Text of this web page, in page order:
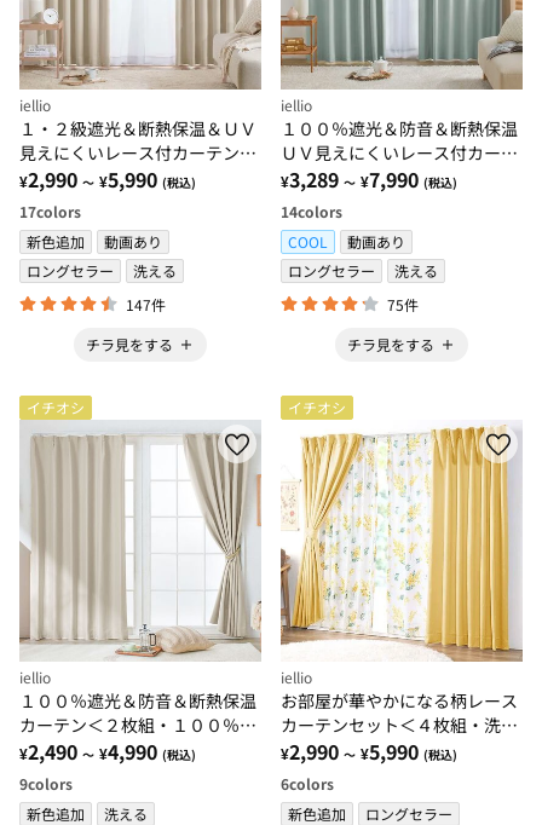
iellio
１・２級遮光＆断熱保温＆ＵＶ
見えにくいレース付カーテンセ
ット＜４枚組・遮光１級・洗え
る・無地＞
¥2,990 ～ ¥5,990 (税込)
17colors
新色追加
動画あり
ロングセラー
洗える
147件
チラ見をする
iellio
１００％遮光＆防音＆断熱保温
ＵＶ見えにくいレース付カーテ
ンセット＜４枚組・遮光１級・
無地・洗える・形状記憶＞
¥3,289 ～ ¥7,990 (税込)
14colors
COOL
動画あり
ロングセラー
洗える
75件
チラ見をする
イチオシ
iellio
１００％遮光＆防音＆断熱保温
カーテン＜２枚組・１００％遮
光（１級遮光）・洗える・無
地・形状記憶加工・新生活・コ
スパ＞
¥2,490 ～ ¥4,990 (税込)
9colors
新色追加
洗える
イチオシ
iellio
お部屋が華やかになる柄レース
カーテンセット＜４枚組・洗え
る・３級遮光・新生活・一人暮
らし・引っ越し・模様替え＞
¥2,990 ～ ¥5,990 (税込)
6colors
新色追加
ロングセラー